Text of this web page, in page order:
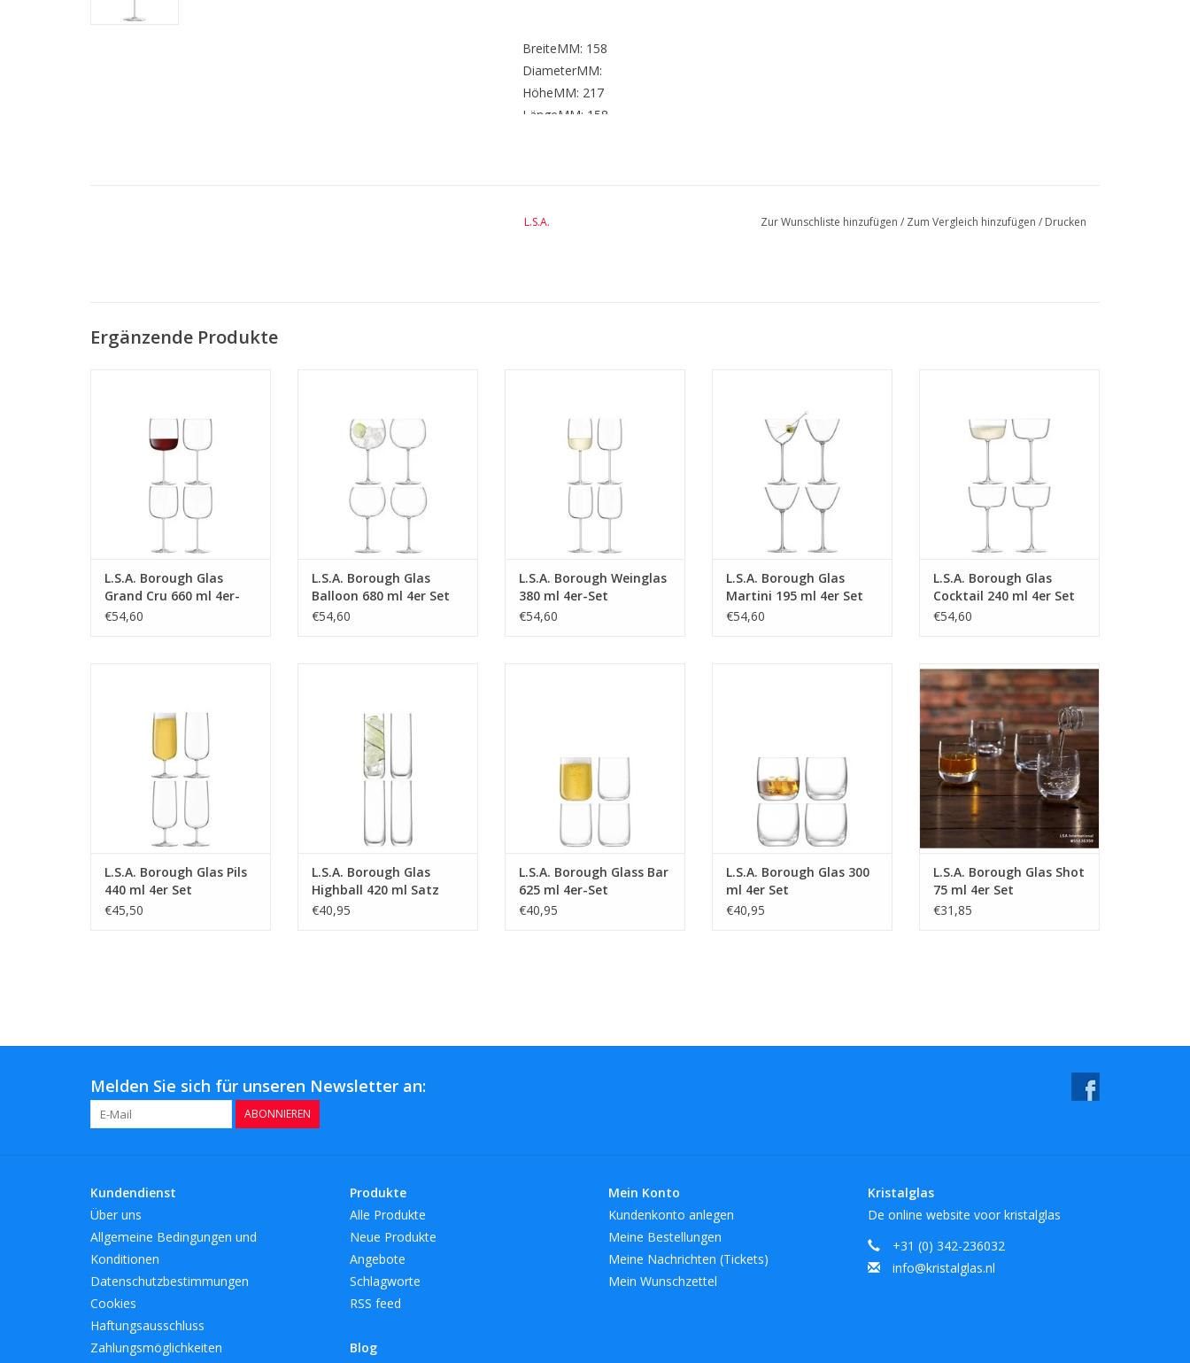
BreiteMM: 158
DiameterMM:
HöheMM: 217
LängeMM: 158
L.S.A. Zur Wunschliste hinzufügen / Zum Vergleich hinzufügen / Drucken
Ergänzende Produkte
MEHR INFO
L.S.A. Borough Glas
Grand Cru 660 ml 4er-
Set
€54,60
MEHR INFO
L.S.A. Borough Glas
Balloon 680 ml 4er Set
€54,60
MEHR INFO
L.S.A. Borough Weinglas
380 ml 4er-Set
€54,60
MEHR INFO
L.S.A. Borough Glas
Martini 195 ml 4er Set
€54,60
MEHR INFO
L.S.A. Borough Glas
Cocktail 240 ml 4er Set
€54,60
L.S.A. Borough Glas Pils
440 ml 4er Set
€45,50
MEHR INFO
L.S.A. Borough Glas
Highball 420 ml Satz
von 4 Stücken
€40,95
L.S.A. Borough Glass Bar
625 ml 4er-Set
€40,95
L.S.A. Borough Glas 300
ml 4er Set
€40,95
Borough Glas Shot 75 ml 4er Set
MEHR INFO
L.S.A. Borough Glas Shot
75 ml 4er Set
€31,85
Melden Sie sich für unseren Newsletter an:
ABONNIEREN
Kundendienst
Über uns
Allgemeine Bedingungen und
Konditionen
Datenschutzbestimmungen
Cookies
Haftungsausschluss
Zahlungsmöglichkeiten
Produkte
Alle Produkte
Neue Produkte
Angebote
Schlagworte
RSS feed
Blog
Mein Konto
Kundenkonto anlegen
Meine Bestellungen
Meine Nachrichten (Tickets)
Mein Wunschzettel
Kristalglas
De online website voor kristalglas
+31 (0) 342-236032
info@kristalglas.nl